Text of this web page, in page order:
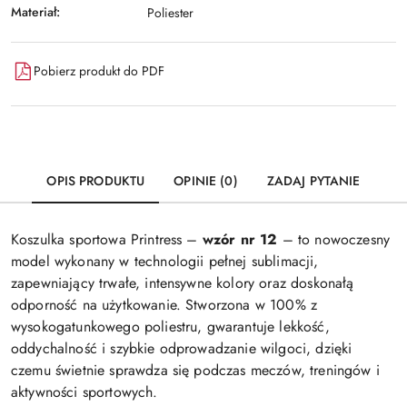
Materiał: Poliester
Pobierz produkt do PDF
OPIS PRODUKTU OPINIE (0) ZADAJ PYTANIE
Koszulka sportowa Printress – wzór nr 12 – to nowoczesny
model wykonany w technologii pełnej sublimacji,
zapewniający trwałe, intensywne kolory oraz doskonałą
odporność na użytkowanie. Stworzona w 100% z
wysokogatunkowego poliestru, gwarantuje lekkość,
oddychalność i szybkie odprowadzanie wilgoci, dzięki
czemu świetnie sprawdza się podczas meczów, treningów i
aktywności sportowych.